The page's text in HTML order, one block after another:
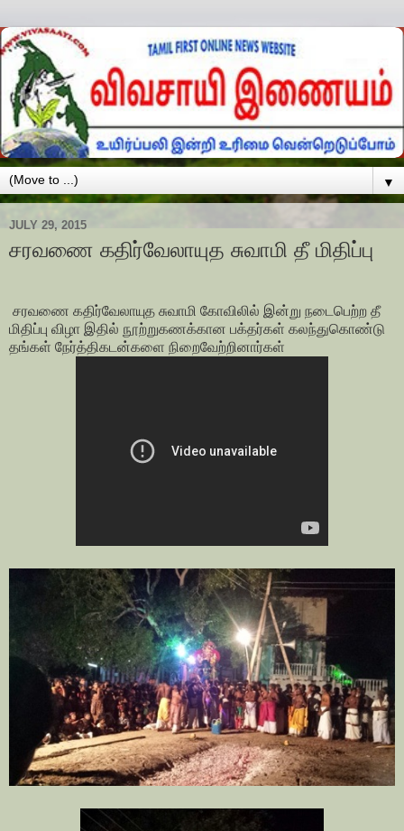
▼
JULY 29, 2015
சரவணை கதிர்வேலாயுத சுவாமி தீ மிதிப்பு
சரவணை கதிர்வேலாயுத சுவாமி கோவிலில் இன்று நடைபெற்ற தீ
மிதிப்பு விழா இதில் நூற்றுகணக்கான பக்தர்கள் கலந்துகொண்டு
தங்கள் நேர்த்திகடன்களை நிறைவேற்றினார்கள்